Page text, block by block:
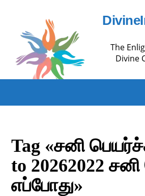
The
Divine
Tag «சனி
to 20262022
எப்போது»